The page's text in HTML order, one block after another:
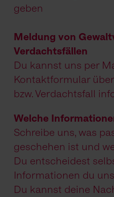
geben
Meldung von
Verdachtsfällen
Du kannst uns per
Kontaktformular
bzw. Verdachtsfall
Welche
Schreibe uns, was
geschehen ist und
Du entscheidest
Informationen du
Du kannst deine